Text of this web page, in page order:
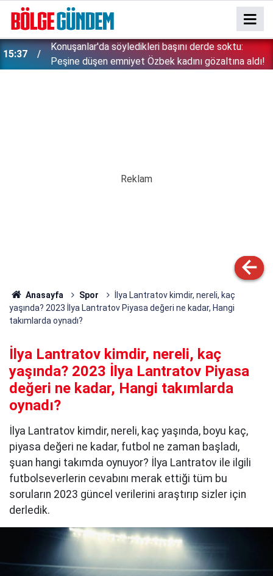
15:37
Konuşanlar'da söyledikleri başını derde soktu:
Peşine düşen emniyet Özbek kadını gözaltına aldı!
Anasayfa Spor
İlya Lantratov kimdir, nereli, kaç
yaşında? 2023 İlya Lantratov Piyasa değeri ne kadar, Hangi
takımlarda oynadı?
İlya Lantratov kimdir, nereli, kaç
yaşında? 2023 İlya Lantratov Piyasa
değeri ne kadar, Hangi takımlarda
oynadı?
İlya Lantratov kimdir, nereli, kaç yaşında, boyu kaç,
piyasa değeri ne kadar, futbol ne zaman başladı,
şuan hangi takımda oynuyor? İlya Lantratov ile ilgili
futbolseverlerin cevabını merak ettiği tüm bu
soruların 2023 güncel verilerini araştırıp sizler için
derledik.